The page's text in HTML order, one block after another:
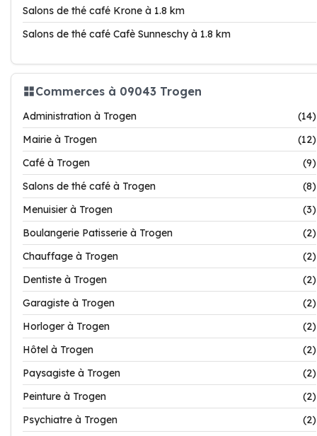
Salons de thé café Krone à 1.8 km
Salons de thé café Cafè Sunneschy à 1.8 km
Commerces à 09043 Trogen
Administration à Trogen
(14)
Mairie à Trogen
(12)
Café à Trogen
(9)
Salons de thé café à Trogen
(8)
Menuisier à Trogen
(3)
Boulangerie Patisserie à Trogen
(2)
Chauffage à Trogen
(2)
Dentiste à Trogen
(2)
Garagiste à Trogen
(2)
Horloger à Trogen
(2)
Hôtel à Trogen
(2)
Paysagiste à Trogen
(2)
Peinture à Trogen
(2)
Psychiatre à Trogen
(2)